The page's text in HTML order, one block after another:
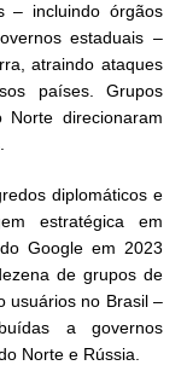
– incluindo órgãos
estaduais –
atraindo ataques
países. Grupos
direcionaram
diplomáticos e
estratégica em
Google em 2023
de grupos de
usuários no Brasil –
a governos
Norte e Rússia.